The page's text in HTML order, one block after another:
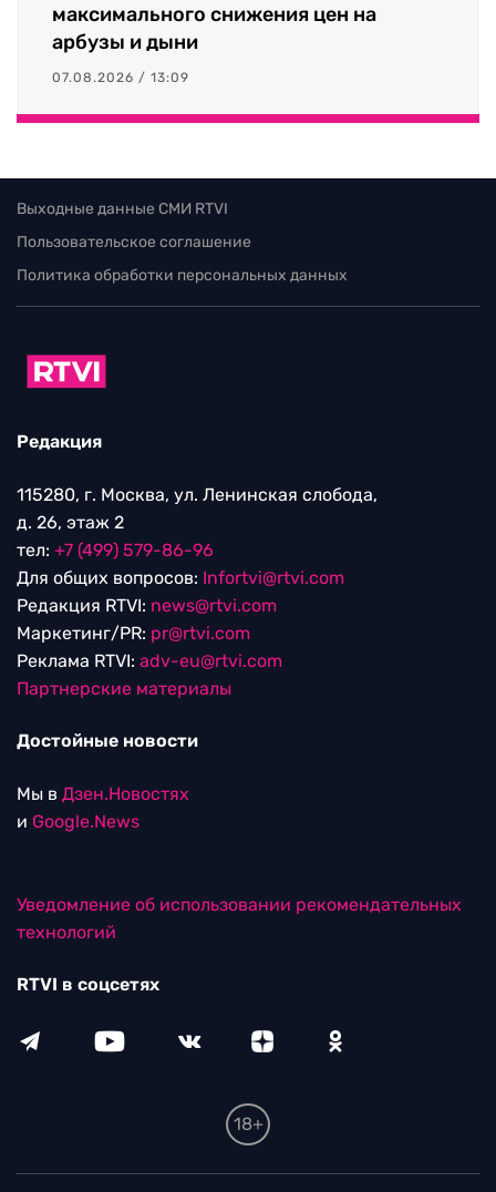
максимального снижения цен на
арбузы и дыни
07.08.2026 / 13:09
Выходные данные СМИ RTVI
Пользовательское соглашение
Политика обработки персональных данных
Редакция
115280, г. Москва, ул. Ленинская слобода,
д. 26, этаж 2
тел: +7 (499) 579-86-96
Для общих вопросов: Infortvi@rtvi.com
Редакция RTVI: news@rtvi.com
Маркетинг/PR: pr@rtvi.com
Реклама RTVI: adv-eu@rtvi.com
Партнерские материалы
Достойные новости
Мы в Дзен.Новостях
и Google.News
Уведомление об использовании рекомендательных
технологий
RTVI в соцсетях
18+